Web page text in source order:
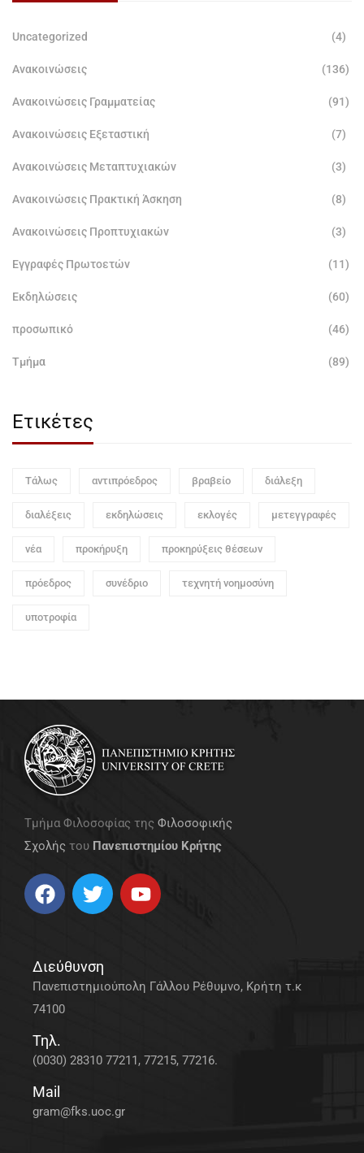
Uncategorized (4)
Ανακοινώσεις (136)
Ανακοινώσεις Γραμματείας (91)
Ανακοινώσεις Εξεταστική (7)
Ανακοινώσεις Μεταπτυχιακών (3)
Ανακοινώσεις Πρακτική Άσκηση (8)
Ανακοινώσεις Προπτυχιακών (3)
Εγγραφές Πρωτοετών (11)
Εκδηλώσεις (60)
προσωπικό (46)
Τμήμα (89)
Ετικέτες
Τάλως αντιπρόεδρος βραβείο διάλεξη
διαλέξεις εκδηλώσεις εκλογές μετεγγραφές
νέα προκήρυξη προκηρύξεις θέσεων
πρόεδρος συνέδριο τεχνητή νοημοσύνη
υποτροφία
Τμήμα Φιλοσοφίας της Φιλοσοφικής
Σχολής του Πανεπιστημίου Κρήτης
Διεύθυνση
Πανεπιστημιούπολη Γάλλου Ρέθυμνο, Κρήτη τ.κ
74100
Τηλ.
(0030) 28310 77211, 77215, 77216.
Mail
gram@fks.uoc.gr